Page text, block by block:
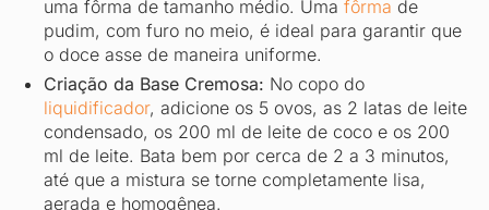
uma fôrma de tamanho médio. Uma fôrma de
pudim, com furo no meio, é ideal para garantir que
o doce asse de maneira uniforme.
Criação da Base Cremosa: No copo do
liquidificador, adicione os 5 ovos, as 2 latas de leite
condensado, os 200 ml de leite de coco e os 200
ml de leite. Bata bem por cerca de 2 a 3 minutos,
até que a mistura se torne completamente lisa,
aerada e homogênea.